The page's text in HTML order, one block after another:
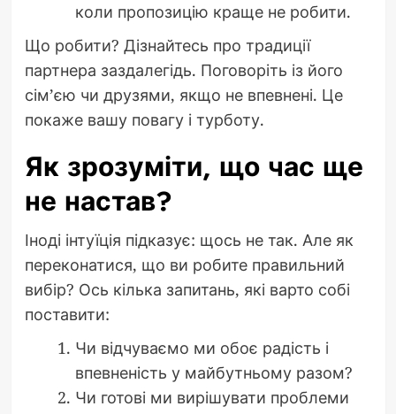
коли пропозицію краще не робити.
Що робити? Дізнайтесь про традиції
партнера заздалегідь. Поговоріть із його
сім’єю чи друзями, якщо не впевнені. Це
покаже вашу повагу і турботу.
Як зрозуміти, що час ще
не настав?
Іноді інтуїція підказує: щось не так. Але як
переконатися, що ви робите правильний
вибір? Ось кілька запитань, які варто собі
поставити:
Чи відчуваємо ми обоє радість і
впевненість у майбутньому разом?
Чи готові ми вирішувати проблеми